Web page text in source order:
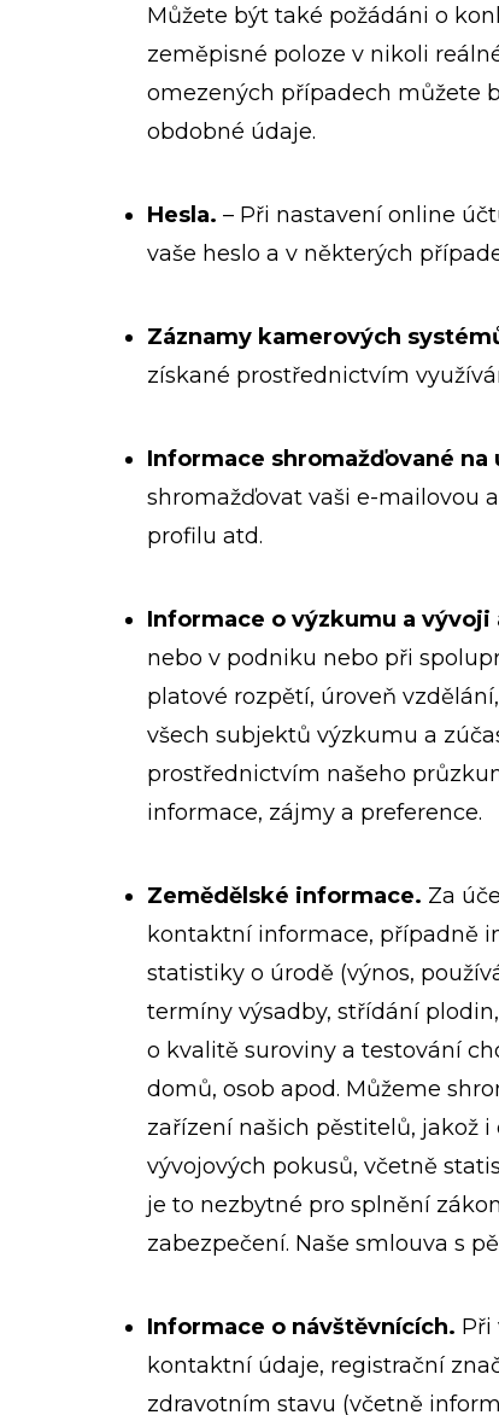
Můžete být také požádáni o
zeměpisné poloze v nikoli
omezených případech můžete
obdobné údaje.
Hesla. – Při nastavení online
vaše heslo a v některých
Záznamy kamerových
získané prostřednictvím
Informace shromažďované
shromažďovat vaši e-mailovou
profilu atd.
Informace o výzkumu a
nebo v podniku nebo při
platové rozpětí, úroveň
všech subjektů výzkumu a
prostřednictvím našeho
informace, zájmy a preference.
Zemědělské informace. Za
kontaktní informace, případně
statistiky o úrodě (výnos,
termíny výsadby, střídání
o kvalitě suroviny a testování
domů, osob apod. Můžeme
zařízení našich pěstitelů, jakož
vývojových pokusů, včetně
je to nezbytné pro splnění
zabezpečení. Naše smlouva s
Informace o návštěvnících. Při
kontaktní údaje, registrační
zdravotním stavu (včetně